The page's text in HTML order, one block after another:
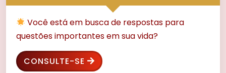
Você está em busca de respostas para
questões importantes em sua vida?
CONSULTE-SE